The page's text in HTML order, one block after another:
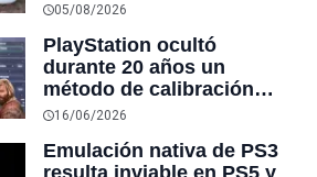
juegos de PS3 corren
Snapdragon y NVIDIA
RTX Spark
05/08/2026
PlayStation ocultó
durante 20 años un
método de calibración
para eliminar el stick drift
que los deja como
16/06/2026
Emulación nativa de PS3
resulta inviable en PS5 y